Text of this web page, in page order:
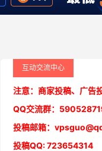
互动交流中心
注意：商家投稿、广告
QQ交流群：
投稿邮箱：
投稿QQ: 723654314